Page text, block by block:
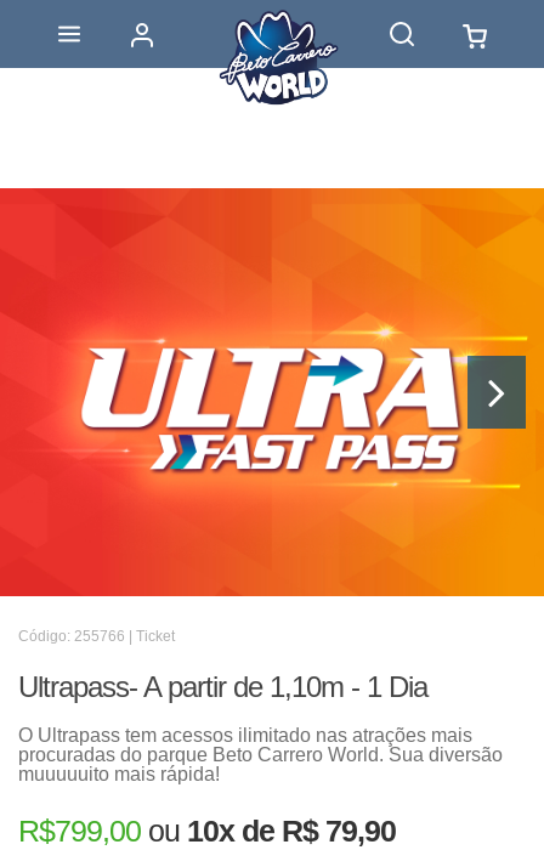
Código: 255766 | Ticket
Ultrapass- A partir de 1,10m - 1 Dia
O Ultrapass tem acessos ilimitado nas atrações mais
procuradas do parque Beto Carrero World. Sua diversão
muuuuuito mais rápida!
R$799,00 ou 10x de R$ 79,90